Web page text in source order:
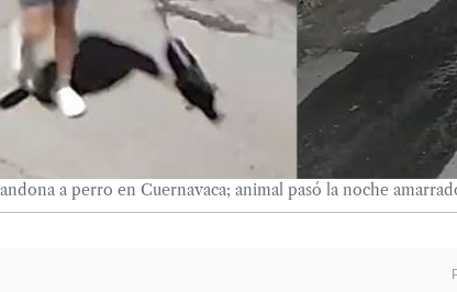
a perro en Cuernavaca; animal pasó la noche